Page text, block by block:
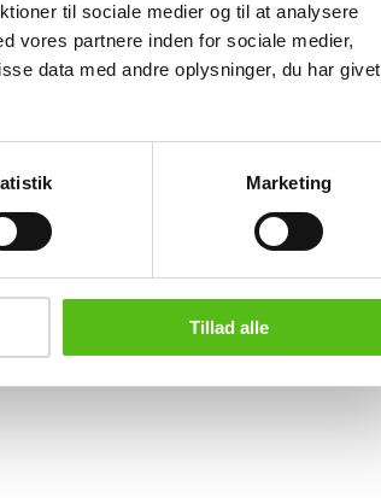
til sociale medier og til at analysere
vores partnere inden for sociale medier,
data med andre oplysninger, du har givet
Marketing
Tillad alle